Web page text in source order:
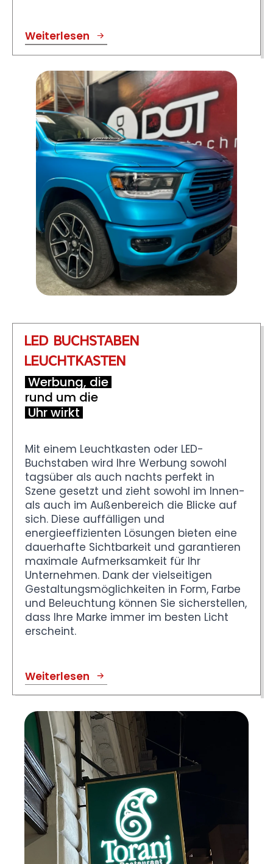
Weiterlesen
LED BUCHSTABEN
LEUCHTKASTEN
Werbung, die
rund um die
Uhr wirkt
Mit einem Leuchtkasten oder LED-
Buchstaben wird Ihre Werbung sowohl
tagsüber als auch nachts perfekt in
Szene gesetzt und zieht sowohl im Innen-
als auch im Außenbereich die Blicke auf
sich. Diese auffälligen und
energieeffizienten Lösungen bieten eine
dauerhafte Sichtbarkeit und garantieren
maximale Aufmerksamkeit für Ihr
Unternehmen. Dank der vielseitigen
Gestaltungsmöglichkeiten in Form, Farbe
und Beleuchtung können Sie sicherstellen,
dass Ihre Marke immer im besten Licht
erscheint.
Weiterlesen